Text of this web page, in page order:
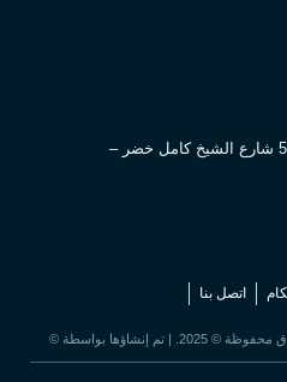
يوروفان انترناشيونال اي في اي 5 شارع الشيخ كامل خضر –
اتصل بنا
©